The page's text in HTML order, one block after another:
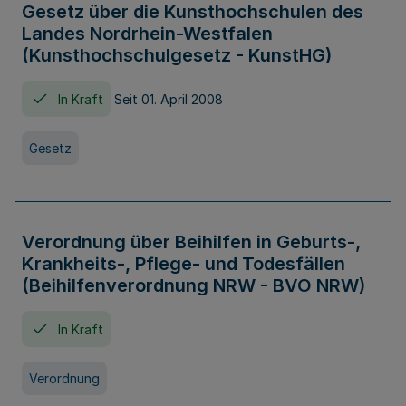
Gesetz über die Kunsthochschulen des
Landes Nordrhein-Westfalen
(Kunsthochschulgesetz - KunstHG)
In Kraft Seit 01. April 2008
Gesetz
Verordnung über Beihilfen in Geburts-,
Krankheits-, Pflege- und Todesfällen
(Beihilfenverordnung NRW - BVO NRW)
In Kraft
Verordnung